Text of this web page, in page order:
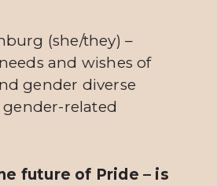
(she/they) –
and wishes of
gender diverse
related
future of Pride – is